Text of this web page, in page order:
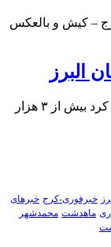
– کیش و بالعکس
البرز
مدیر جهاد کشاورزی شهرستان البرز پیش بینی کرد بیش از ۳ هزار
خبرفوری-کرج خبرهای
ماهدشت محمدشهر